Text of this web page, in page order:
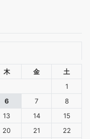
木 金
土
1
6 7
8
13 14
15
20 21
22